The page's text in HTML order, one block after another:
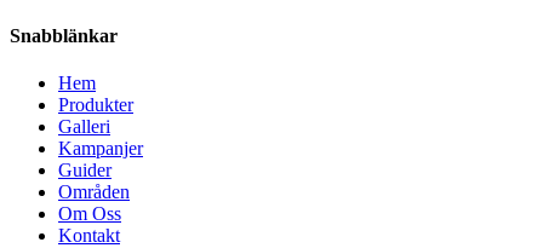
Snabblänkar
Hem
Produkter
Galleri
Kampanjer
Guider
Områden
Om Oss
Kontakt